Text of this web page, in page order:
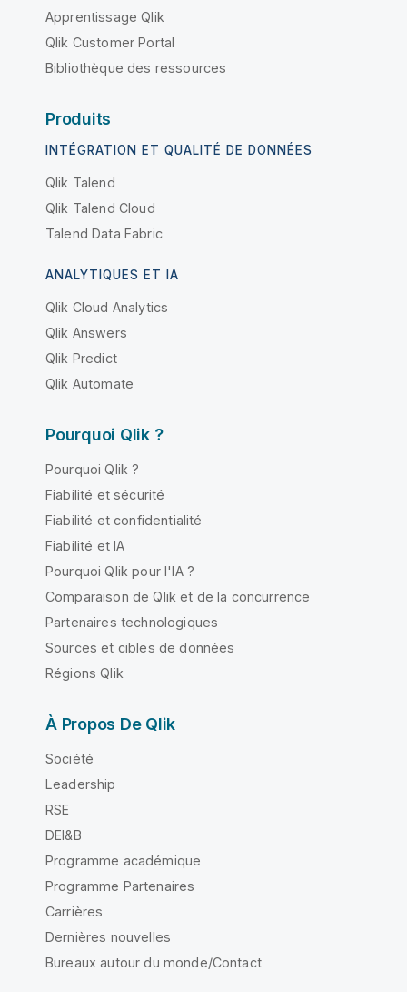
Apprentissage Qlik
Qlik Customer Portal
Bibliothèque des ressources
Produits
INTÉGRATION ET QUALITÉ DE DONNÉES
Qlik Talend
Qlik Talend Cloud
Talend Data Fabric
ANALYTIQUES ET IA
Qlik Cloud Analytics
Qlik Answers
Qlik Predict
Qlik Automate
Pourquoi Qlik ?
Pourquoi Qlik ?
Fiabilité et sécurité
Fiabilité et confidentialité
Fiabilité et IA
Pourquoi Qlik pour l'IA ?
Comparaison de Qlik et de la concurrence
Partenaires technologiques
Sources et cibles de données
Régions Qlik
À Propos De Qlik
Société
Leadership
RSE
DEI&B
Programme académique
Programme Partenaires
Carrières
Dernières nouvelles
Bureaux autour du monde/Contact